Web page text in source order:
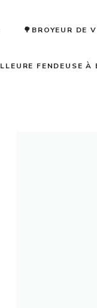
🌳BROYEUR DE
FENDEUSE À